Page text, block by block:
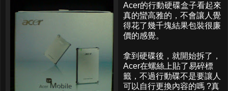
Acer的行動硬碟盒子看起來
真的蠻高雅的，不會讓人覺
得花了幾千塊結果包裝很廉
價的感覺。
拿到硬碟後，就開始拆了，
Acer在螺絲上貼了易碎標
籤，不過行動碟不是要讓人
可以自行更換內容的嗎 ?真